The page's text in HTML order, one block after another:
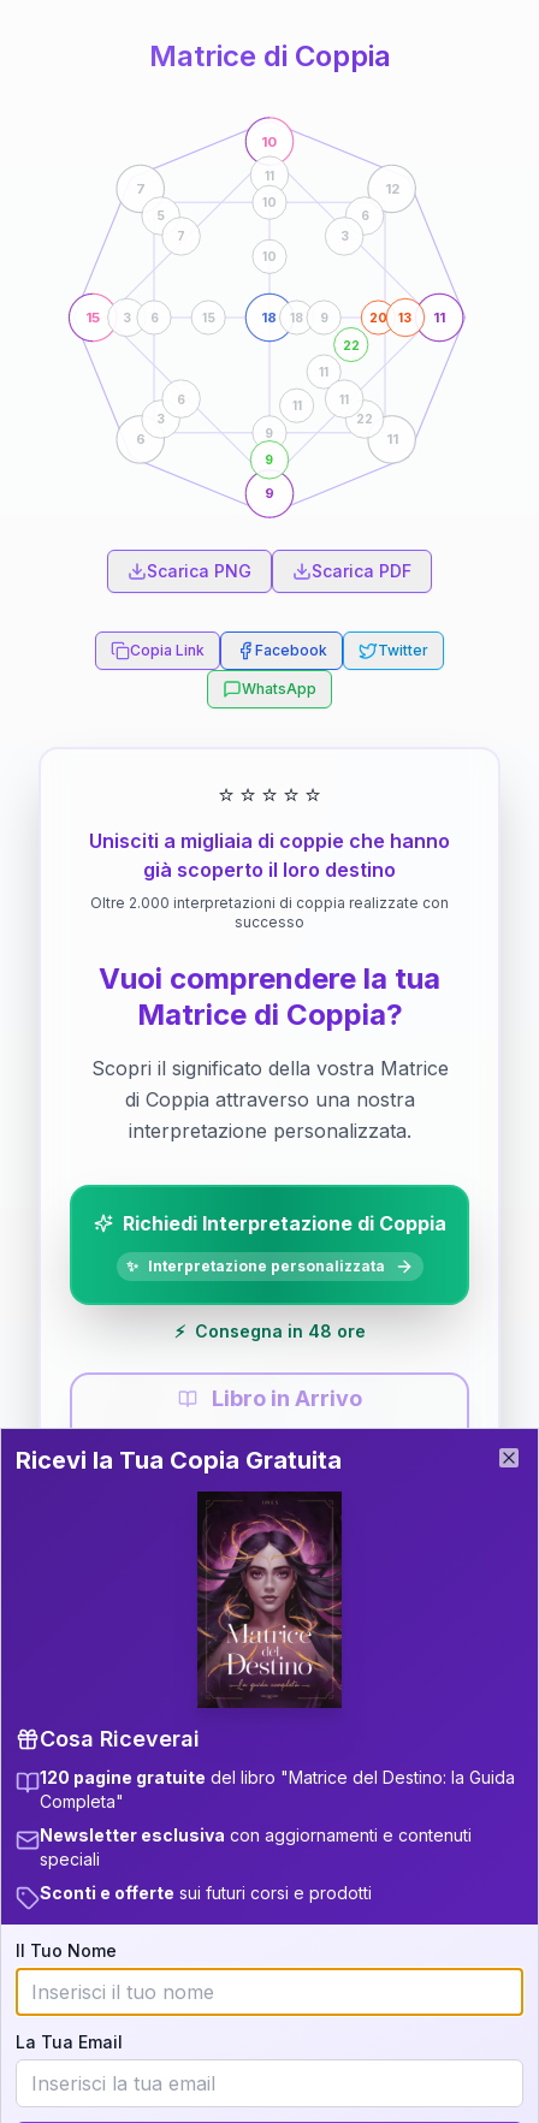
Matrice di Coppia
15
10
11
9
18
7 12
6 11
9
11
11
22
20
3
11
13
9
6
10
18 9
15
10
5
7
6
3
3
6
22
11
Scarica PNG Scarica PDF
Copia Link Facebook Twitter
WhatsApp
⭐ ⭐ ⭐ ⭐ ⭐
Unisciti a migliaia di coppie che hanno
già scoperto il loro destino
Oltre 2.000 interpretazioni di coppia realizzate con
successo
Vuoi comprendere la tua
Matrice di Coppia?
Scopri il significato della vostra Matrice
di Coppia attraverso una nostra
interpretazione personalizzata.
Richiedi Interpretazione di Coppia
✨ Interpretazione personalizzata
⚡ Consegna in 48 ore
Libro in Arrivo
Guida completa di Coppia
Il libro è in fase di scrittura. Iscriviti alla newsletter
per ricevere aggiornamenti!
P.S. Interpretazione parziale
gratuita
Scorri più in basso per vedere
un'interpretazione parziale gratuita della tua
Iscriviti alla newsletter per ricevere
aggiornamenti quando sarà disponibile.
Cosa scoprirete nella vostra
interpretazione:
💕 Come rafforzare la vostra unione
Ricevi la Tua Copia Gratuita del Libro
Ricevi la Tua Copia Gratuita
Cosa Riceverai
120 pagine gratuite del libro "Matrice del Destino: la Guida
Completa"
Newsletter esclusiva con aggiornamenti e contenuti
speciali
Sconti e offerte sui futuri corsi e prodotti
Il Tuo Nome
La Tua Email